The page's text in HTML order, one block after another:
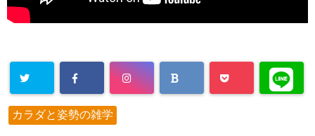
カラダと姿勢の雑学